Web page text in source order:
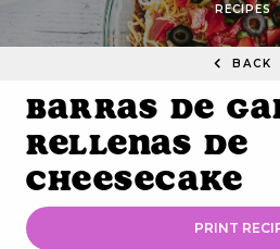
RECIPES
BACK
Barras de
Rellenas de
Cheesecake
PRINT